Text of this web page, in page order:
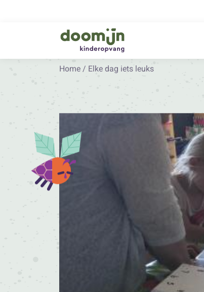
Home / Elke dag iets leuks